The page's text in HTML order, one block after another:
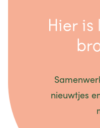
Hier is
nieuwtjes